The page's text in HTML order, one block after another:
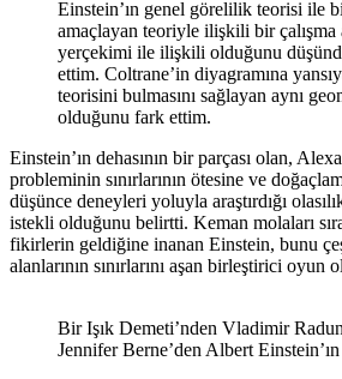
Einstein’ın genel görelilik teorisi ile
amaçlayan teoriyle ilişkili bir çalışma
yerçekimi ile ilişkili olduğunu
ettim. Coltrane’in diyagramına
teorisini bulmasını sağlayan aynı
olduğunu fark ettim.
Einstein’ın dehasının bir parçası olan,
probleminin sınırlarının ötesine ve
düşünce deneyleri yoluyla araştırdığı
istekli olduğunu belirtti. Keman molaları
fikirlerin geldiğine inanan Einstein, bunu
alanlarının sınırlarını aşan birleştirici oyun
Bir Işık Demeti’nden Vladimir
Jennifer Berne’den Albert